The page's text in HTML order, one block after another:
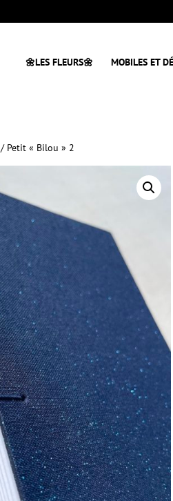
🌼LES FLEURS🌼 MOBILES ET
/ Petit « Bilou » 2